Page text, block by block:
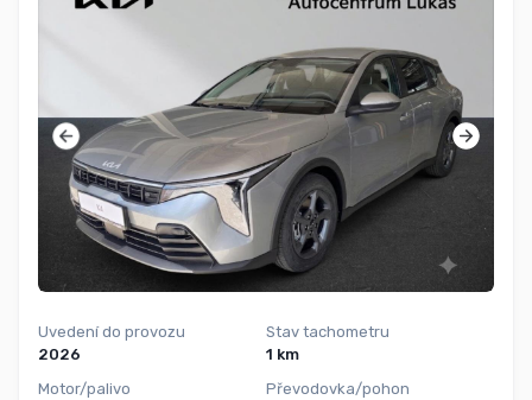
Uvedení do provozu
2026
Motor/palivo
Stav tachometru
1 km
Převodovka/pohon